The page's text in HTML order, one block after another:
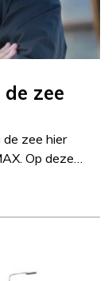
zee
de zee hier
Op deze…